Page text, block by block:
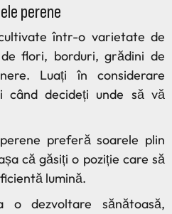
perene
într-o varietate de
flori, borduri, grădini de
Luați în considerare
când decideți unde să vă
preferă soarele plin
că găsiți o poziție care să
lumină.
o dezvoltare sănătoasă,